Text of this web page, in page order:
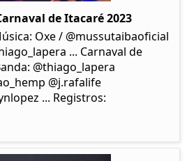
de Itacaré 2023
Oxe / @mussutaibaoficial
... Carnaval de
@thiago_lapera
@j.rafalife
... Registros: